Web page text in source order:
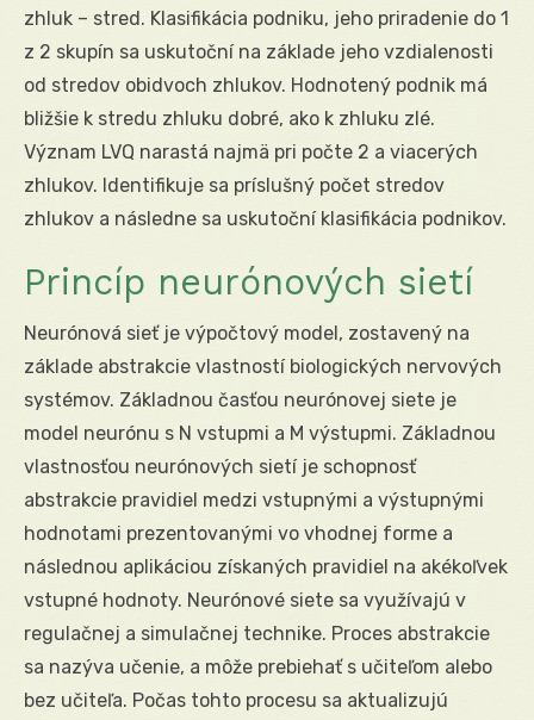
zhluk – stred. Klasifikácia podniku, jeho priradenie do 1
z 2 skupín sa uskutoční na základe jeho vzdialenosti
od stredov obidvoch zhlukov. Hodnotený podnik má
bližšie k stredu zhluku dobré, ako k zhluku zlé.
Význam LVQ narastá najmä pri počte 2 a viacerých
zhlukov. Identifikuje sa príslušný počet stredov
zhlukov a následne sa uskutoční klasifikácia podnikov.
Princíp neurónových sietí
Neurónová sieť je výpočtový model, zostavený na
základe abstrakcie vlastností biologických nervových
systémov. Základnou časťou neurónovej siete je
model neurónu s N vstupmi a M výstupmi. Základnou
vlastnosťou neurónových sietí je schopnosť
abstrakcie pravidiel medzi vstupnými a výstupnými
hodnotami prezentovanými vo vhodnej forme a
následnou aplikáciou získaných pravidiel na akékoľvek
vstupné hodnoty. Neurónové siete sa využívajú v
regulačnej a simulačnej technike. Proces abstrakcie
sa nazýva učenie, a môže prebiehať s učiteľom alebo
bez učiteľa. Počas tohto procesu sa aktualizujú